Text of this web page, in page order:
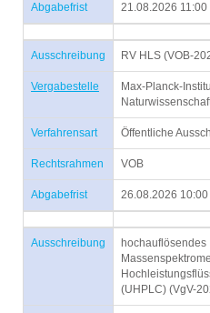
Abgabefrist 21.08.2026 11:00
Ausschreibung RV HLS (VOB-
Vergabestelle
Max-Planck-
Verfahrensart Öffentliche
Rechtsrahmen VOB
Abgabefrist 26.08.2026 10:00
Ausschreibung
hochauflösendes
(UHPLC) (VgV-